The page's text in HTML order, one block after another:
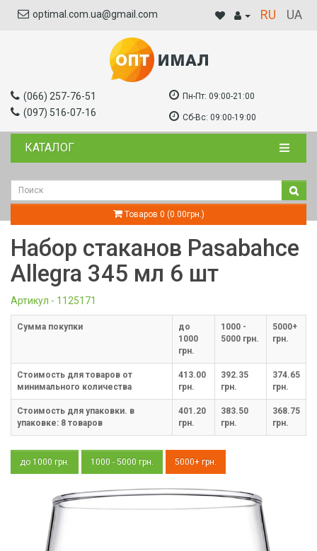
optimal.com.ua@gmail.com RU UA
(066) 257-76-51
(097) 516-07-16
Пн-Пт: 09:00-21:00
Сб-Вс: 09:00-19:00
КАТАЛОГ
Товаров 0 (0.00грн.)
Набор стаканов Pasabahce
Allegra 345 мл 6 шт
Артикул - 1125171
Cумма покупки
до
1000
грн.
1000 -
5000 грн.
5000+
грн.
Стоимость для товаров от
минимального количества
413.00
грн.
392.35
грн.
374.65
грн.
Стоимость для упаковки. в
упаковке: 8 товаров
401.20
грн.
383.50
грн.
368.75
грн.
до 1000 грн. 1000 - 5000 грн. 5000+ грн.